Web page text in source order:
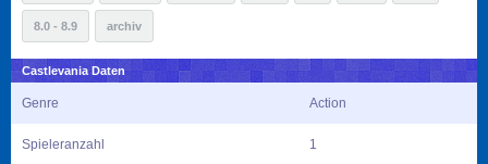
8.0 - 8.9 archiv
Castlevania Daten
Genre Action
Spieleranzahl 1